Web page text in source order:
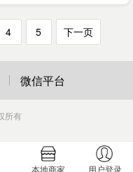
4 5 下一页
本地商家 用户登录
微信平台
所有